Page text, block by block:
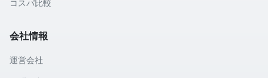
コスパ比較
会社情報
運営会社